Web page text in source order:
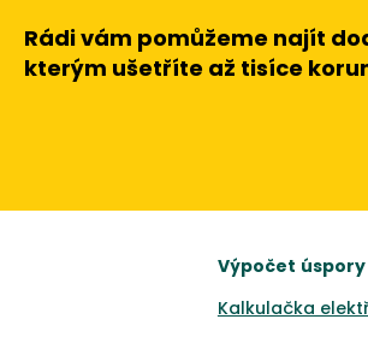
Rádi vám pomůžeme najít
kterým ušetříte až tisíce
Výpočet úspory
Kalkulačka